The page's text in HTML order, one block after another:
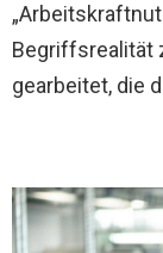
Begriffsrealität
gearbeitet, die